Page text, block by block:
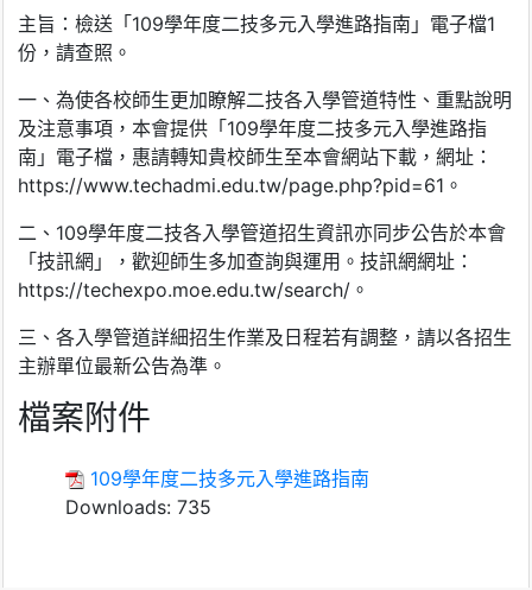
主旨：檢送「109學年度二技多元入學進路指南」電子檔1
份，請查照。
一、為使各校師生更加瞭解二技各入學管道特性、重點說明
及注意事項，本會提供「109學年度二技多元入學進路指
南」電子檔，惠請轉知貴校師生至本會網站下載，網址：
https://www.techadmi.edu.tw/page.php?pid=61。
二、109學年度二技各入學管道招生資訊亦同步公告於本會
「技訊網」，歡迎師生多加查詢與運用。技訊網網址：
https://techexpo.moe.edu.tw/search/。
三、各入學管道詳細招生作業及日程若有調整，請以各招生
主辦單位最新公告為準。
檔案附件
109學年度二技多元入學進路指南
Downloads: 735